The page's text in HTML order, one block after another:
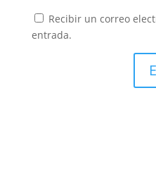
Recibir un correo
entrada.